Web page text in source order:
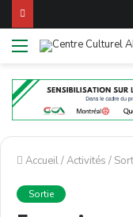
Menu
Accueil/Activités /
Sortie